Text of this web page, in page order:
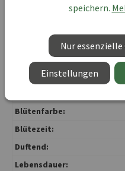
Kurzbezeichnung :
Lieferbar bis KW :
Botanische Bezeichnung :
Abstand zwischen den
Blütenfarbe:
Blütezeit:
Duftend:
Lebensdauer:
speichern.
Nur
Einstellungen